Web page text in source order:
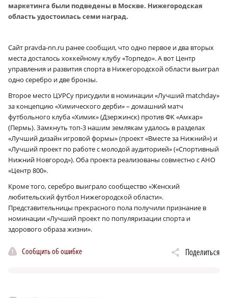
маркетинга были подведены в Москве. Нижегородская
область удостоилась семи наград.
Сайт pravda-nn.ru ранее сообщил, что одно первое и два вторых
места досталось хоккейному клубу «Торпедо». А вот Центр
управления и развития спорта в Нижегородской области выиграл
одно серебро и две бронзы.
Второе место ЦУРСу присудили в номинации «Лучший matchday»
за концепцию «Химического дерби» – домашний матч
футбольного клуба «Химик» (Дзержинск) против ФК «Амкар»
(Пермь). Замкнуть топ‑3 нашим землякам удалось в разделах
«Лучший дизайн игровой формы» (проект «Вместе за Нижний») и
«Лучший проект по работе с молодой аудиторией» («Спортивный
Нижний Новгород»). Оба проекта реализованы совместно с АНО
«Центр 800».
Кроме того, серебро выиграло сообщество «Женский
любительский футбол Нижегородской области».
Представительницы прекрасного пола получили признание в
номинации «Лучший проект по популяризации спорта и
здорового образа жизни».
Сообщить об ошибке Поделиться